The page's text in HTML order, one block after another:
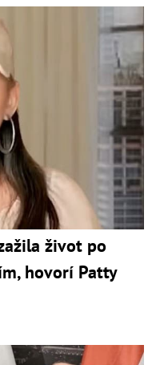
život po
hovorí Patty